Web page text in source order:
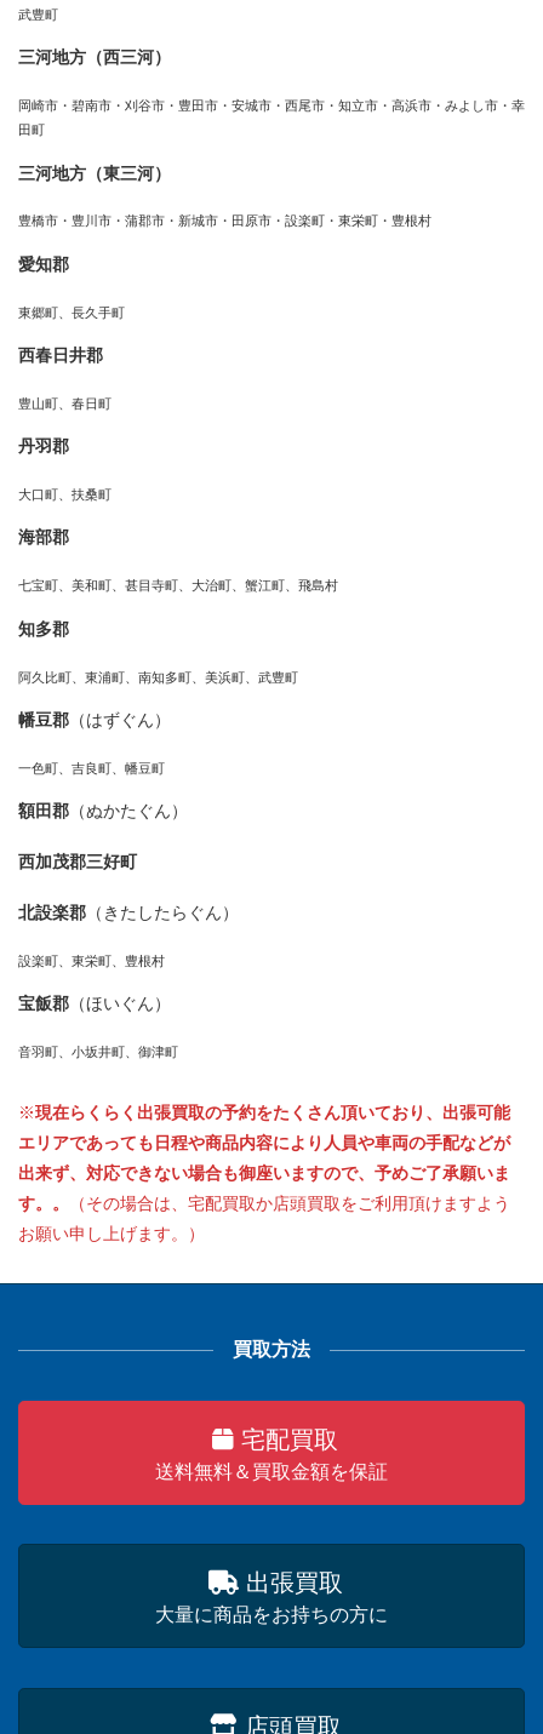
武豊町
三河地方（西三河）
岡崎市・碧南市・刈谷市・豊田市・安城市・西尾市・知立市・高浜市・みよし市・幸
田町
三河地方（東三河）
豊橋市・豊川市・蒲郡市・新城市・田原市・設楽町・東栄町・豊根村
愛知郡
東郷町、長久手町
西春日井郡
豊山町、春日町
丹羽郡
大口町、扶桑町
海部郡
七宝町、美和町、甚目寺町、大治町、蟹江町、飛島村
知多郡
阿久比町、東浦町、南知多町、美浜町、武豊町
幡豆郡 （はずぐん）
一色町、吉良町、幡豆町
額田郡 （ぬかたぐん）
西加茂郡三好町
北設楽郡 （きたしたらぐん）
設楽町、東栄町、豊根村
宝飯郡 （ほいぐん）
音羽町、小坂井町、御津町
※現在らくらく出張買取の予約をたくさん頂いており、出張可能
エリアであっても日程や商品内容により人員や車両の手配などが
出来ず、対応できない場合も御座いますので、予めご了承願いま
す。。
（その場合は、宅配買取か店頭買取をご利用頂けますよう
お願い申し上げます。）
買取方法
宅配買取
送料無料＆買取金額を保証
出張買取
大量に商品をお持ちの方に
店頭買取